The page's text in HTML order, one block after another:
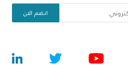
انضم الان